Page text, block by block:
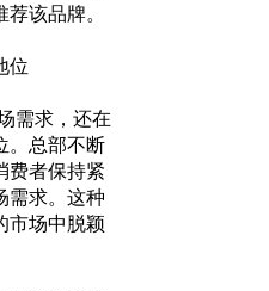
该品牌。
位
需求，还在
。总部不断
费者保持紧
需求。这种
市场中脱颖